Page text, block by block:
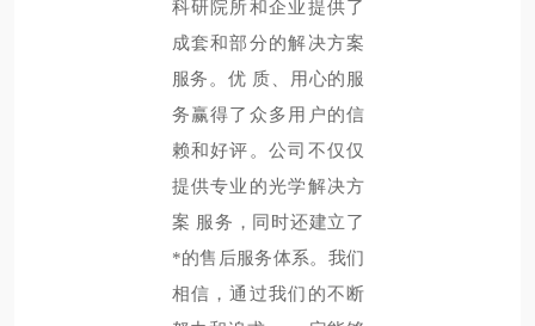
科研院所和企业提供了
成套和部分的解决方案
服务。优 质、用心的服
务赢得了众多用户的信
赖和好评。公司不仅仅
提供专业的光学解决方
案 服务，同时还建立了
*的售后服务体系。我们
相信，通过我们的不断